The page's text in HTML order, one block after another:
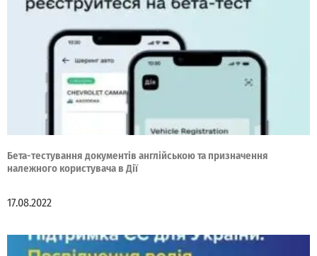
Бета-тестування документів англійською та призначення
належного користувача в Дії
17.08.2022